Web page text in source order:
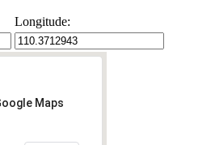
Longitude:
Maps